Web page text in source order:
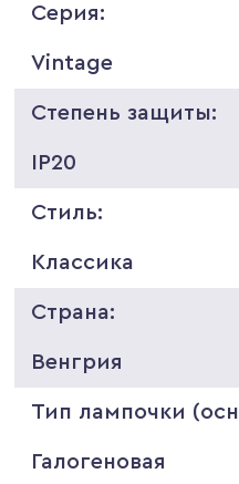
Серия:
Vintage
Степень защиты:
IP20
Стиль:
Классика
Страна:
Венгрия
Тип лампочки
Галогеновая